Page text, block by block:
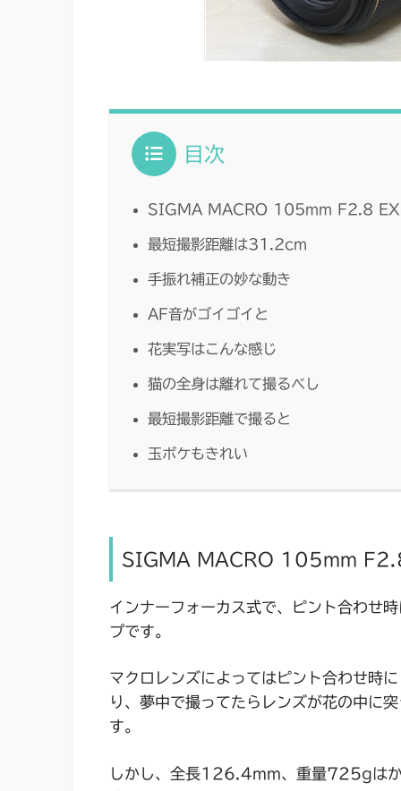
目次
SIGMA MACRO 105mm F2.8
最短撮影距離は31.2cm
手振れ補正の妙な動き
AF音がゴイゴイと
花実写はこんな感じ
猫の全身は離れて撮るべし
最短撮影距離で撮ると
玉ボケもきれい
SIGMA MACRO 105mm
インナーフォーカス式で、ピント合わせ
プです。
マクロレンズによってはピント合わせ時
り、夢中で撮ってたらレンズが花の中に
す。
しかし、全長126.4mm、重量725gはか